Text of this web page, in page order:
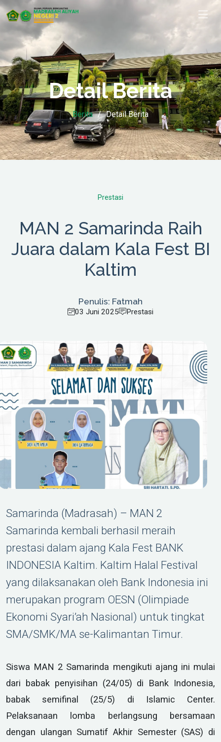
Detail Berita
Berita Detail Berita
Prestasi
MAN 2 Samarinda Raih
Juara dalam Kala Fest BI
Kaltim
Penulis: Fatmah
03 Juni 2025 Prestasi
Samarinda (Madrasah) – MAN 2
Samarinda kembali berhasil meraih
prestasi dalam ajang Kala Fest BANK
INDONESIA Kaltim. Kaltim Halal Festival
yang dilaksanakan oleh Bank Indonesia ini
merupakan program OESN (Olimpiade
Ekonomi Syari’ah Nasional) untuk tingkat
SMA/SMK/MA se-Kalimantan Timur.
Siswa MAN 2 Samarinda mengikuti ajang ini mulai
dari babak penyisihan (24/05) di Bank Indonesia,
babak semifinal (25/5) di Islamic Center.
Pelaksanaan lomba berlangsung bersamaan
dengan ulangan Sumatif Akhir Semester (SAS) di